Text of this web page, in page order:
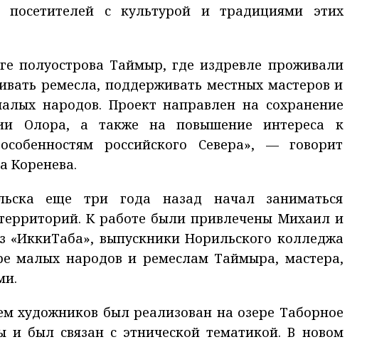
посетителей с культурой и традициями этих
полуострова Таймыр, где издревле проживали
ремесла, поддерживать местных мастеров и
народов. Проект направлен на сохранение
Олора, а также на повышение интереса к
российского Севера», — говорит
Коренева.
еще три года назад начал заниматься
территорий. К работе были привлечены Михаил и
выпускники Норильского колледжа
малых народов и ремеслам Таймыра, мастера,
художников был реализован на озере Таборное
был связан с этнической тематикой. В новом